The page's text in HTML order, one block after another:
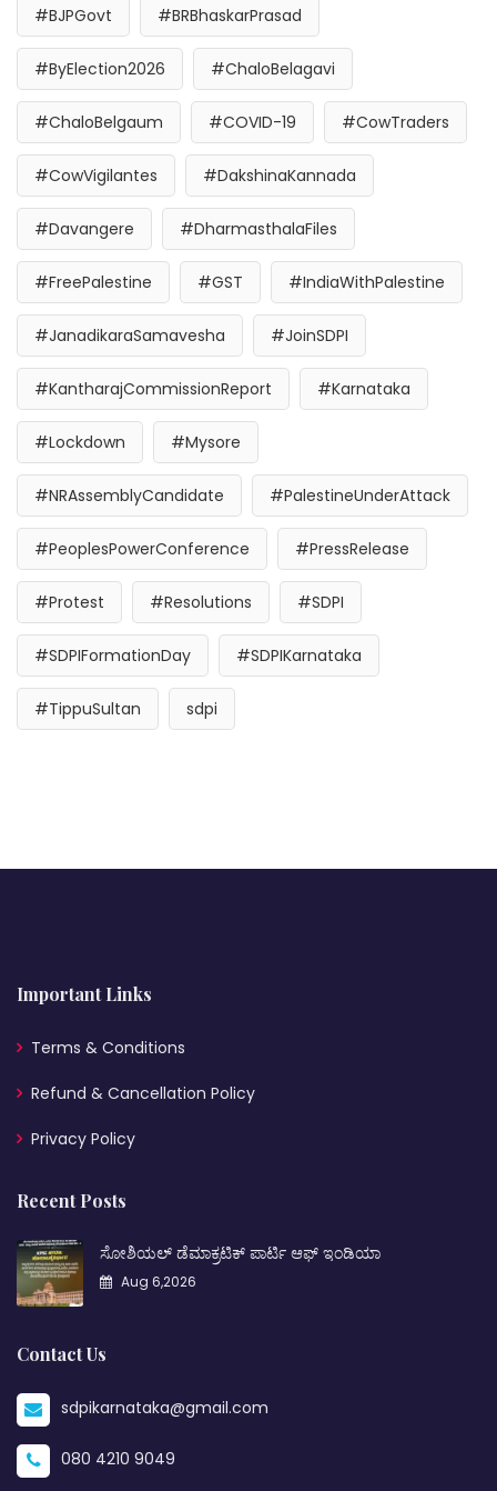
#BJPGovt #BRBhaskarPrasad
#ByElection2026 #ChaloBelagavi
#ChaloBelgaum #COVID-19 #CowTraders
#CowVigilantes #DakshinaKannada
#Davangere #DharmasthalaFiles
#FreePalestine #GST #IndiaWithPalestine
#JanadikaraSamavesha #JoinSDPI
#KantharajCommissionReport #Karnataka
#Lockdown #Mysore
#NRAssemblyCandidate #PalestineUnderAttack
#PeoplesPowerConference #PressRelease
#Protest #Resolutions #SDPI
#SDPIFormationDay #SDPIKarnataka
#TippuSultan sdpi
Important Links
Terms & Conditions
Refund & Cancellation Policy
Privacy Policy
Recent Posts
ಸೋಶಿಯಲ್ ಡೆಮಾಕ್ರಟಿಕ್ ಪಾರ್ಟಿ ಆಫ್ ಇಂಡಿಯಾ
Aug 6,2026
Contact Us
sdpikarnataka@gmail.com
080 4210 9049